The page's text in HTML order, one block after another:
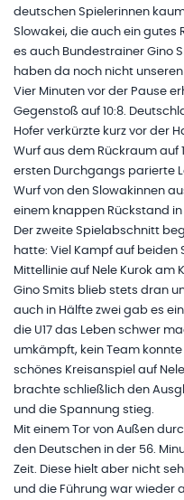
deutschen Spielerinnen
Slowakei, die auch ein gutes
es auch Bundestrainer Gino
haben da noch nicht
Vier Minuten vor der Pause
Gegenstoß auf 10:8.
Hofer verkürzte kurz vor der
Wurf aus dem Rückraum auf
ersten Durchgangs parierte
Wurf von den Slowakinnen
einem knappen Rückstand in
Der zweite Spielabschnitt
hatte: Viel Kampf auf beiden
Mittellinie auf Nele Kurok am
Gino Smits blieb stets dran
auch in Hälfte zwei gab es
die U17 das Leben schwer
umkämpft, kein Team
schönes Kreisanspiel auf
brachte schließlich den
und die Spannung stieg.
Mit einem Tor von Außen
den Deutschen in der 56.
Zeit. Diese hielt aber nicht
und die Führung war wieder